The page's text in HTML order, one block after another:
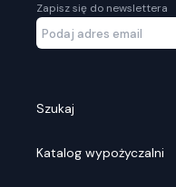
Zapisz się do newslettera
Szukaj
Katalog wypożyczalni